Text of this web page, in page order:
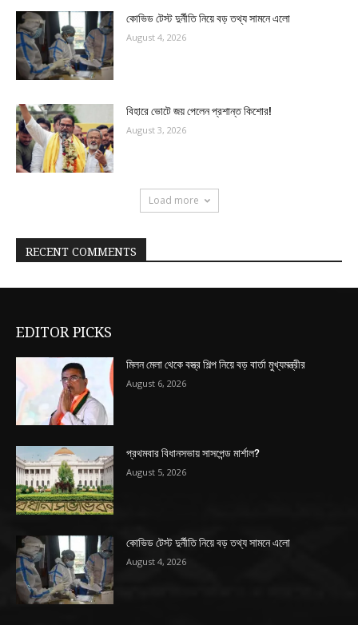
কোভিড টেস্ট দুর্নীতি নিয়ে বড় তথ্য সামনে এলো
August 4, 2026
বিহারে ভোটে জয় পেলেন প্রশান্ত কিশোর!
August 3, 2026
Load more
RECENT COMMENTS
EDITOR PICKS
মিলন মেলা থেকে বস্ত্র শিল্প নিয়ে বড় বার্তা মুখ্যমন্ত্রীর
August 6, 2026
প্রথমবার বিধানসভায় সাসপেন্ড মার্শাল?
August 5, 2026
কোভিড টেস্ট দুর্নীতি নিয়ে বড় তথ্য সামনে এলো
August 4, 2026